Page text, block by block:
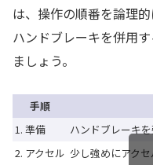
は、操作の順番を論理
ハンドブレーキを併用
ましょう。
手順
1. 準備
ハンドブレーキ
2. アクセル 少し強めにアク